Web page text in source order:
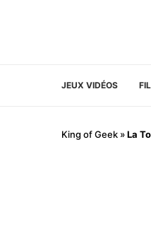
JEUX VIDÉOS
King of Geek »La